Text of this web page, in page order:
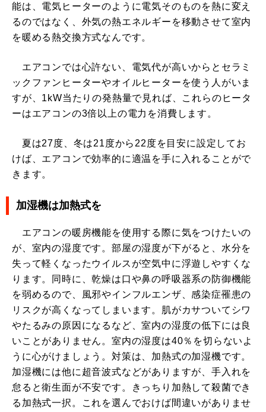
能は、電気ヒーターのように電気そのものを熱に変え
るのではなく、外気の熱エネルギーを移動させて室内
を暖める熱交換方式なんです。
エアコンでは心許ない、電気代が高いからとセラミ
ックファンヒーターやオイルヒーターを使う人がいま
すが、1kW当たりの発熱量で見れば、これらのヒータ
ーはエアコンの3倍以上の電力を消費します。
夏は27度、冬は21度から22度を目安に設定してお
けば、エアコンで効率的に適温を手に入れることがで
きます。
加湿機は加熱式を
エアコンの暖房機能を使用する際に気をつけたいの
が、室内の湿度です。部屋の湿度が下がると、水分を
失って軽くなったウイルスが空気中に浮遊しやすくな
ります。同時に、乾燥は口や鼻の呼吸器系の防御機能
を弱めるので、風邪やインフルエンザ、感染症罹患の
リスクが高くなってしまいます。肌がカサついてシワ
やたるみの原因になるなど、室内の湿度の低下には良
いことがありません。室内の湿度は40％を切らないよ
うに心がけましょう。対策は、加熱式の加湿機です。
加湿機には他に超音波式などがありますが、手入れを
怠ると衛生面が不安です。きっちり加熱して殺菌でき
る加熱式一択。これを選んでおけば間違いがありませ